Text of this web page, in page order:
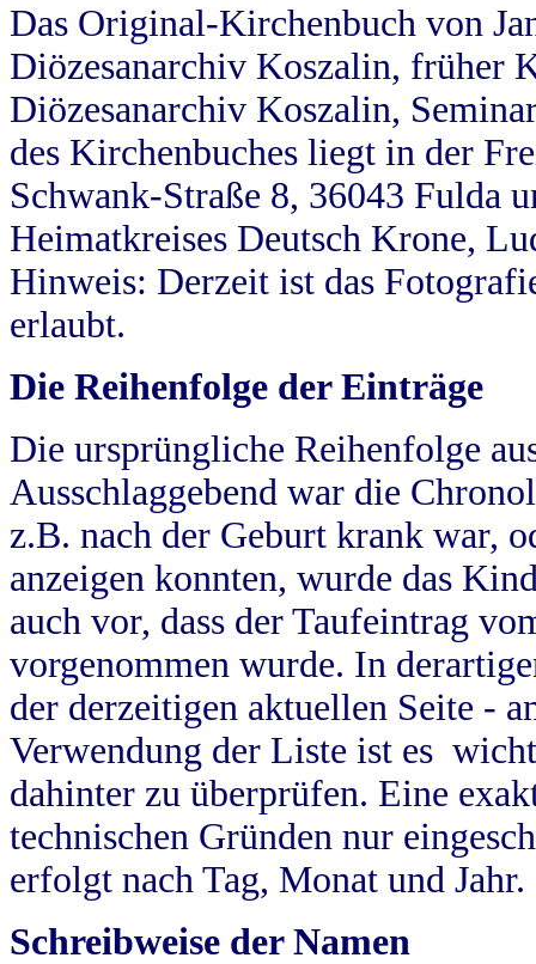
Das Original-Kirchenbuch von
Diözesanarchiv Koszalin, früher
Diözesanarchiv Koszalin,
des Kirchenbuches liegt in der
Schwank-Straße 8, 36043 Fulda
Heimatkreises Deutsch Krone,
Hinweis: Derzeit ist das
erlaubt.
Die Reihenfolge der Einträge
Die ursprüngliche Reihenfolge
Ausschlaggebend war die
z.B. nach der Geburt krank war,
anzeigen konnten, wurde das
auch vor, dass der Taufeintrag
vorgenommen wurde. In
der derzeitigen aktuellen Seite -
Verwendung der Liste ist es
dahinter zu überprüfen. Eine
technischen Gründen nur
erfolgt nach Tag, Monat und Jahr.
Schreibweise der Namen